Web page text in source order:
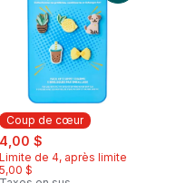
Coup de cœur
sale:
4,00 $
Limite de 4, après limite
5,00 $